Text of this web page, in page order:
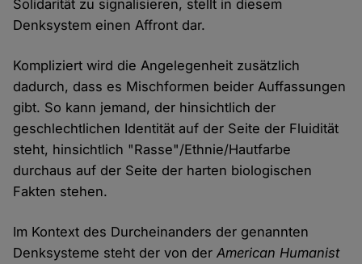
Solidarität zu signalisieren, stellt in diesem
Denksystem einen Affront dar.
Kompliziert wird die Angelegenheit zusätzlich
dadurch, dass es Mischformen beider Auffassungen
gibt. So kann jemand, der hinsichtlich der
geschlechtlichen Identität auf der Seite der Fluidität
steht, hinsichtlich "Rasse"/Ethnie/Hautfarbe
durchaus auf der Seite der harten biologischen
Fakten stehen.
Im Kontext des Durcheinanders der genannten
Denksysteme steht der von derAmerican Humanist